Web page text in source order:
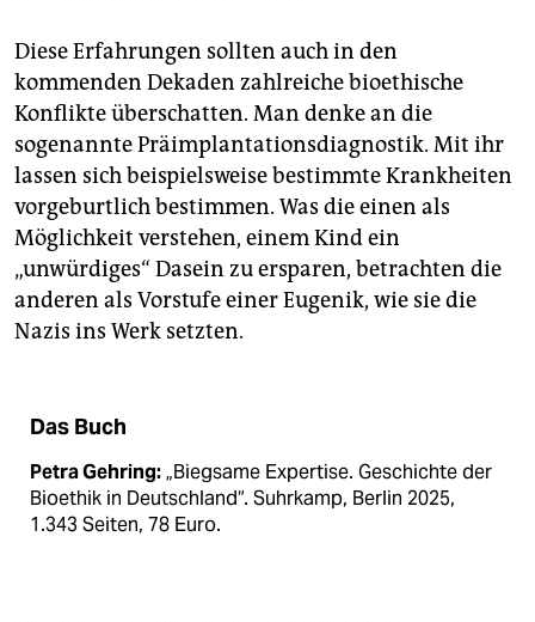
Diese Erfahrungen sollten auch in den
kommenden Dekaden zahlreiche bioethische
Konflikte überschatten. Man denke an die
sogenannte Präimplantationsdiagnostik. Mit ihr
lassen sich beispielsweise bestimmte Krankheiten
vorgeburtlich bestimmen. Was die einen als
Möglichkeit verstehen, einem Kind ein
„unwürdiges“ Dasein zu ersparen, betrachten die
anderen als Vorstufe einer Eugenik, wie sie die
Nazis ins Werk setzten.
Das Buch
Petra Gehring:„Biegsame Expertise. Geschichte der
Bioethik in Deutschland“. Suhrkamp, Berlin 2025,
1.343 Seiten, 78 Euro.